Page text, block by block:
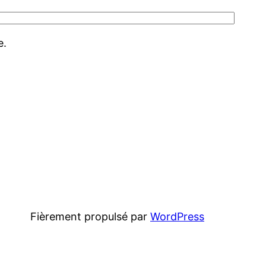
Fièrement propulsé par WordPress